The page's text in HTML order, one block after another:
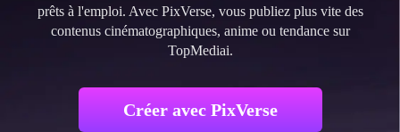
prêts à l'emploi. Avec PixVerse, vous publiez plus vite des
contenus cinématographiques, anime ou tendance sur
TopMediai.
Créer avec PixVerse